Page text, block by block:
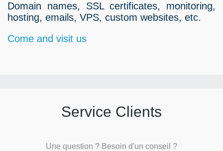
Domain names, SSL certificates, monitoring,
hosting, emails, VPS, custom websites, etc.
Come and visit us
Service Clients
Une question ? Besoin d'un conseil ?